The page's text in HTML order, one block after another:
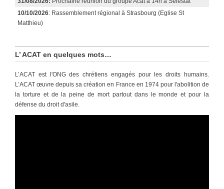
10/10/2026: Rassemblement régional à Strasbourg (Eglise St
Matthieu)
L’ ACAT en quelques mots…
L’ACAT est l'ONG des chrétiens engagés pour les droits humains.
L’ACAT œuvre depuis sa création en France en 1974 pour l'abolition de
la torture et de la peine de mort partout dans le monde et pour la
défense du droit d'asile.